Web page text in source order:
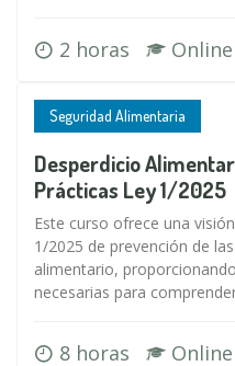
2 horas Online
Seguridad Alimentaria
Desperdicio
Prácticas Ley 1/2025
Este curso ofrece una
1/2025 de prevención de
alimentario,
necesarias para
8 horas Online